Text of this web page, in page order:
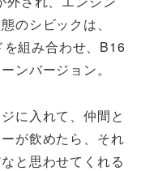
のシビックは、
組み合わせ、B16
ンバージョン。
に入れて、仲間と
が飲めたら、それ
と思わせてくれる